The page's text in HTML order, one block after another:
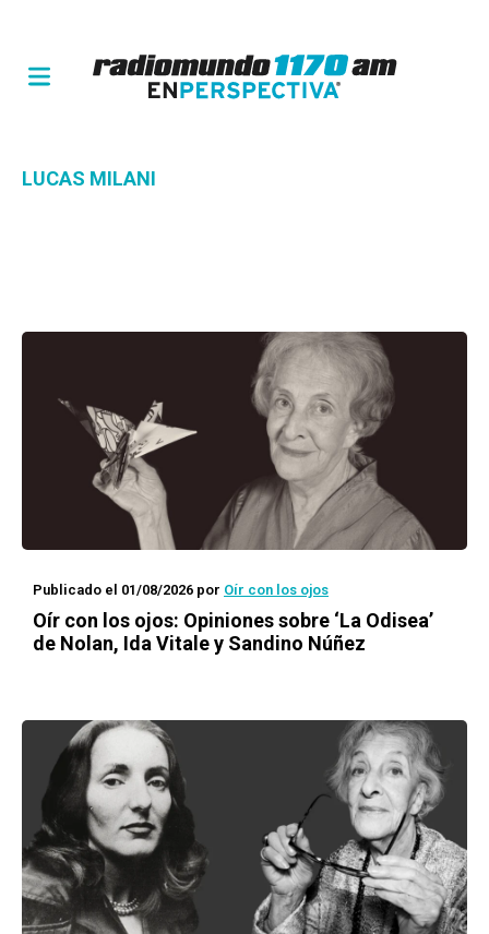
LUCAS MILANI
Publicado el 01/08/2026 por Oír con los ojos
Oír con los ojos: Opiniones sobre ‘La Odisea’
de Nolan, Ida Vitale y Sandino Núñez